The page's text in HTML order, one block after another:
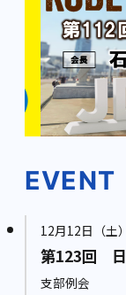
EVENT
12月12日（土
第123回 日
支部例会